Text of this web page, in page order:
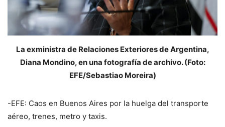
La exministra de Relaciones Exteriores de Argentina,
Diana Mondino, en una fotografía de archivo. (Foto:
EFE/Sebastiao Moreira)
-EFE: Caos en Buenos Aires por la huelga del transporte
aéreo, trenes, metro y taxis.